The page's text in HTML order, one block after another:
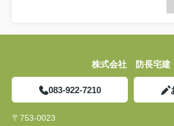
株式会社 防長宅建
083-922-7210
〒753-0023